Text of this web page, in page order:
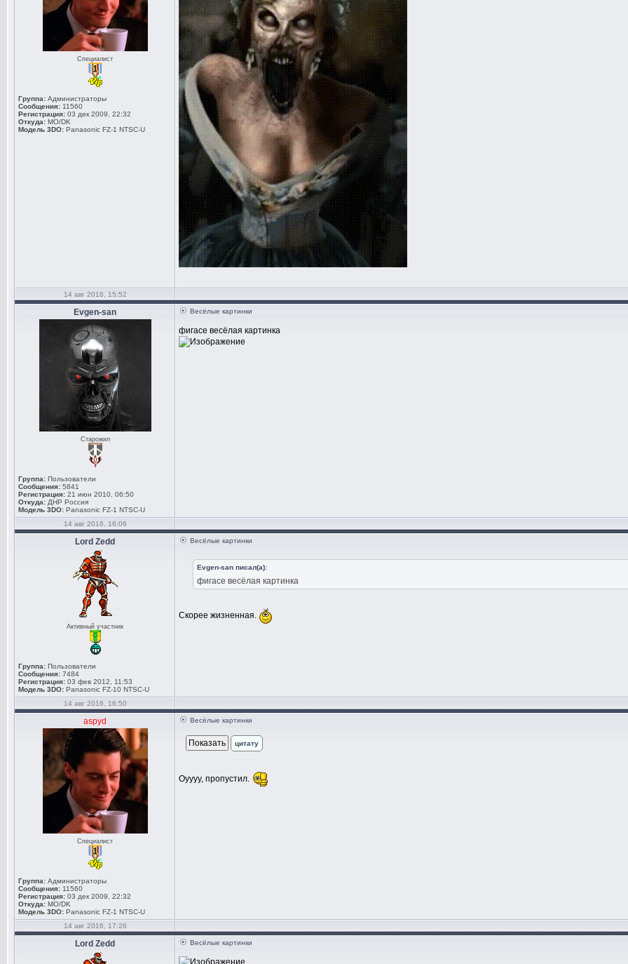
Специалист
Группа: Администраторы
Сообщения: 11560
Регистрация: 03 дек 2009, 22:32
Откуда: MO/DK
Модель 3DO: Panasonic FZ-1 NTSC-U
14 авг 2016, 15:52
Evgen-san
Старожил
Группа: Пользователи
Сообщения: 5841
Регистрация: 21 июн 2010, 06:50
Откуда: ДНР Россия
Модель 3DO: Panasonic FZ-1 NTSC-U
Весёлые картинки
фигасе весёлая картинка
14 авг 2016, 16:06
Lord Zedd
Активный участник
Группа: Пользователи
Сообщения: 7484
Регистрация: 03 фев 2012, 11:53
Модель 3DO: Panasonic FZ-10 NTSC-U
Весёлые картинки
Evgen-san писал(а):
фигасе весёлая картинка
Скорее жизненная.
14 авг 2016, 16:50
aspyd
Специалист
Группа: Администраторы
Сообщения: 11560
Регистрация: 03 дек 2009, 22:32
Откуда: MO/DK
Модель 3DO: Panasonic FZ-1 NTSC-U
Весёлые картинки
цитату
Оуууу, пропустил.
14 авг 2016, 17:26
Lord Zedd Весёлые картинки